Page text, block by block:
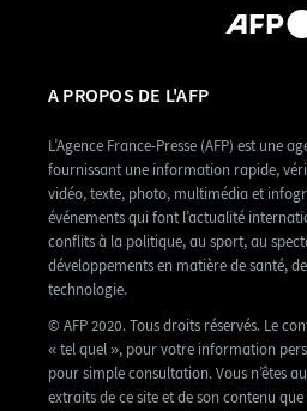
A PROPOS DE L'AFP
L’Agence France-Presse (AFP) est une
fournissant une information rapide,
vidéo, texte, photo, multimédia et
événements qui font l’actualité
conflits à la politique, au sport, au
développements en matière de santé,
technologie.
© AFP 2020. Tous droits réservés. Le
« tel quel », pour votre information
pour simple consultation. Vous n’êtes
extraits de ce site et de son contenu